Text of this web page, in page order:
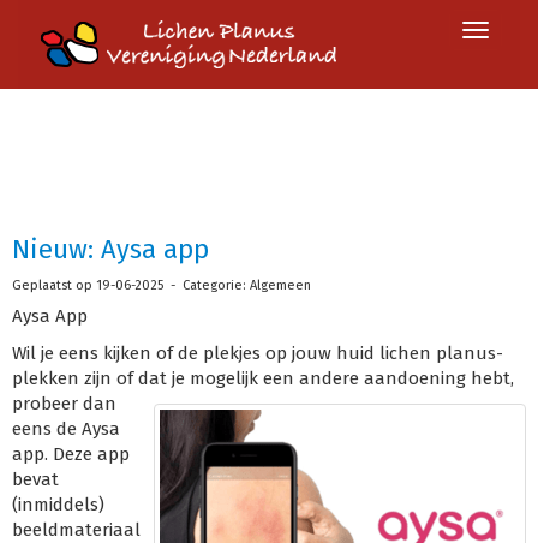
Toggle
Nieuw: Aysa app
Geplaatst op 19-06-2025 - Categorie: Algemeen
Aysa App
Wil je eens kijken of de plekjes op jouw huid lichen planus-
plekken zijn of dat je mogelijk een andere aandoening hebt,
probeer dan
eens de Aysa
app. Deze app
bevat
(inmiddels)
beeldmateriaal